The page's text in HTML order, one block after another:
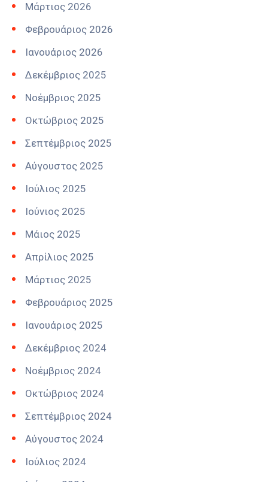
Μάρτιος 2026
Φεβρουάριος 2026
Ιανουάριος 2026
Δεκέμβριος 2025
Νοέμβριος 2025
Οκτώβριος 2025
Σεπτέμβριος 2025
Αύγουστος 2025
Ιούλιος 2025
Ιούνιος 2025
Μάιος 2025
Απρίλιος 2025
Μάρτιος 2025
Φεβρουάριος 2025
Ιανουάριος 2025
Δεκέμβριος 2024
Νοέμβριος 2024
Οκτώβριος 2024
Σεπτέμβριος 2024
Αύγουστος 2024
Ιούλιος 2024